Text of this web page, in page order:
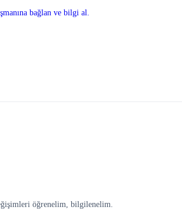
bağlan ve bilgi al.
öğrenelim, bilgilenelim.